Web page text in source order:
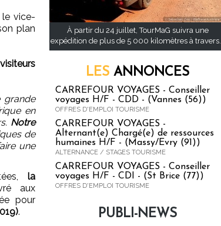
le vice-
plan
grande
en
Notre
de
une
la
aux
pour
.
À partir du 24 juillet, TourMaG suivra une
expédition de plus de 5 000 kilomètres à travers...
LES ANNONCES
CARREFOUR VOYAGES - Conseiller
voyages H/F - CDD - (Vannes (56))
OFFRES D'EMPLOI TOURISME
CARREFOUR VOYAGES -
Alternant(e) Chargé(e) de ressources
humaines H/F - (Massy/Evry (91))
ALTERNANCE / STAGES TOURISME
CARREFOUR VOYAGES - Conseiller
voyages H/F - CDI - (St Brice (77))
OFFRES D'EMPLOI TOURISME
PUBLI-NEWS